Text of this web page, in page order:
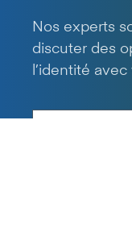
Nos experts
discuter des
l’identité avec